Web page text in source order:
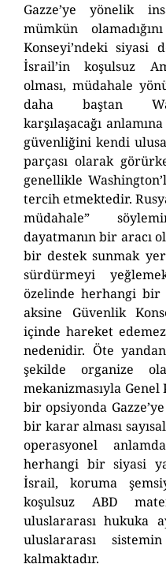
Gazze’ye yönelik
mümkün
Konseyi’ndeki siyasi
İsrail’in koşulsuz
olması, müdahale
daha baştan
karşılaşacağı
güvenliğini kendi
parçası olarak
genellikle
tercih etmektedir.
müdahale”
dayatmanın bir aracı
bir destek sunmak
sürdürmeyi
özelinde herhangi bir
aksine Güvenlik
içinde hareket
nedenidir. Öte
şekilde organize
mekanizmasıyla Genel
bir opsiyonda
bir karar alması
operasyonel
herhangi bir siyasi
İsrail, koruma
koşulsuz
ABD
uluslararası hukuka
uluslararası
kalmaktadır.